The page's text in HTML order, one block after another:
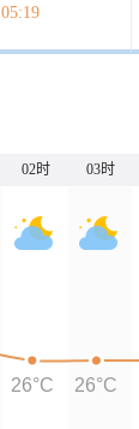
05:19
02时 03时
26°C 26°C